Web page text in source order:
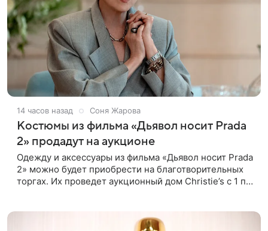
14 часов назад Соня Жарова
Костюмы из фильма «Дьявол носит Prada
2» продадут на аукционе
Одежду и аксессуары из фильма «Дьявол носит Prada
2» можно будет приобрести на благотворительных
торгах. Их проведет аукционный дом Christie’s с 1 по